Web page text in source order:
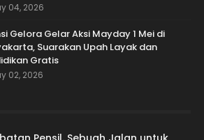
04, 2026
Gelora Gelar Aksi Mayday 1 Mei di
Suarakan Upah Layak dan
Gratis
02, 2026